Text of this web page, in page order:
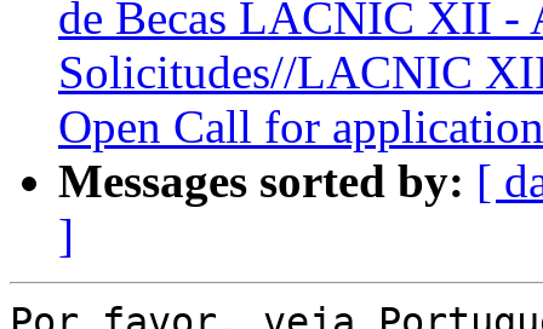
de Becas LACNIC XII -
Solicitudes//LACNIC
Open Call for
Messages sorted by: [
]